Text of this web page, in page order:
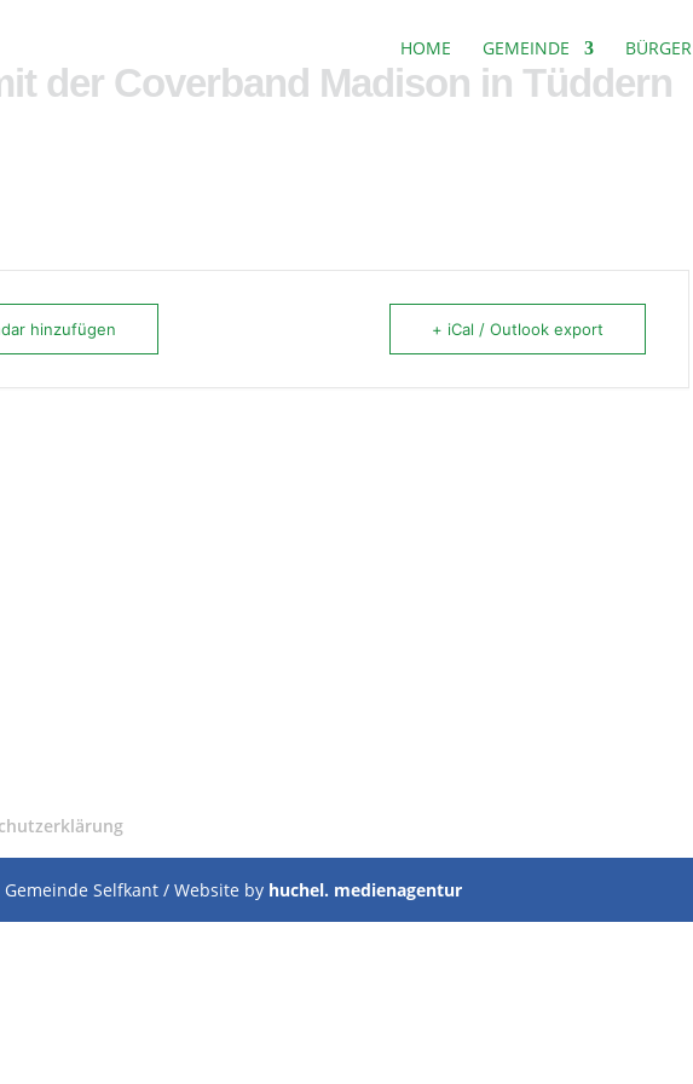
HOME GEMEINDE BÜRGER
der Coverband Madison in Tüddern
hinzufügen + iCal / Outlook export
Selfkant / Website by huchel. medienagentur